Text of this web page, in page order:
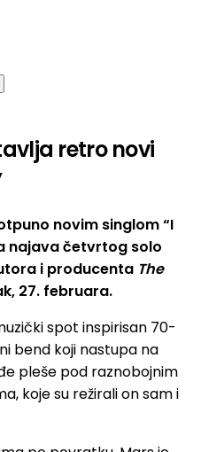
retro novi
novim singlom “I
najava četvrtog solo
i producenta The
27. februara.
spot inspirisan 70-
bend koji nastupa na
pleše pod raznobojnim
koje su režirali on sam i